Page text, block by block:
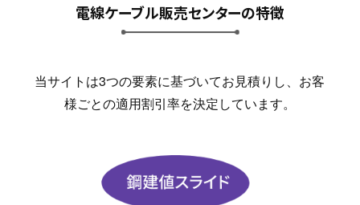
電線ケーブル販売センターの特徴
当サイトは3つの要素に基づいてお見積りし、お客
様ごとの適用割引率を決定しています。